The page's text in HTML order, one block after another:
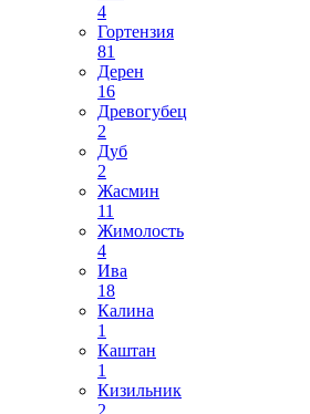
4
Гортензия
81
Дерен
16
Древогубец
2
Дуб
2
Жасмин
11
Жимолость
4
Ива
18
Калина
1
Каштан
1
Кизильник
2